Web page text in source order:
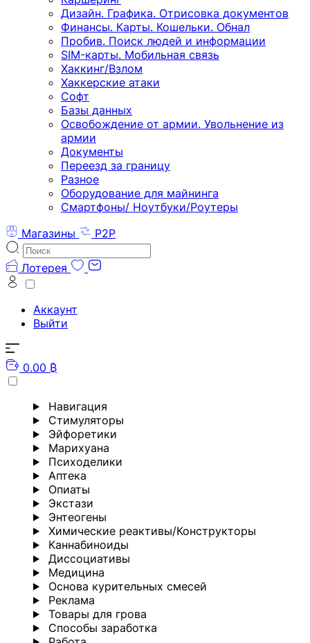
Дизайн. Графика. Отрисовка документов
Финансы. Карты. Кошельки. Обнал
Пробив. Поиск людей и информации
SIM-карты. Мобильная связь
Хаккинг/Взлом
Хаккерские атаки
Софт
Базы данных
Освобождение от армии. Увольнение из
армии
Документы
Переезд за границу
Разное
Оборудование для майнинга
Смартфоны/ Ноутбуки/Роутеры
Магазины
P2P
Лотерея
Аккаунт
Выйти
0.00 ₿
Навигация
Стимуляторы
Эйфоретики
Марихуана
Психоделики
Аптека
Опиаты
Экстази
Энтеогены
Химические реактивы/Конструкторы
Каннабиноиды
Диссоциативы
Медицина
Основа курительных смесей
Реклама
Товары для грова
Способы заработка